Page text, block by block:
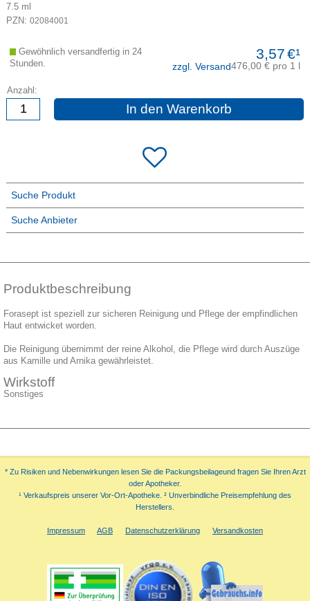
7.5 ml
PZN: 02084001
3,57€¹
zzgl. Versand476,00 € pro 1 l
Gewöhnlich versandfertig in 24
Stunden.
Anzahl:
In den Warenkorb
Suche Produkt
Suche Anbieter
Produktbeschreibung
Forasept ist speziell zur sicheren Reinigung und Pflege der empfindlichen
Haut entwicket worden.
Die Reinigung übernimmt der reine Alkohol, die Pflege wird durch Auszüge
aus Kamille und Arnika gewährleistet.
Wirkstoff
Sonstiges
* Zu Risiken und Nebenwirkungen lesen Sie die Packungsbeilageund fragen Sie Ihren Arzt
oder Apotheker.
¹ Verkaufspreis unserer Vor-Ort-Apotheke. ² Unverbindliche Preisempfehlung des
Herstellers.
Impressum AGB Datenschutzerklärung Versandkosten